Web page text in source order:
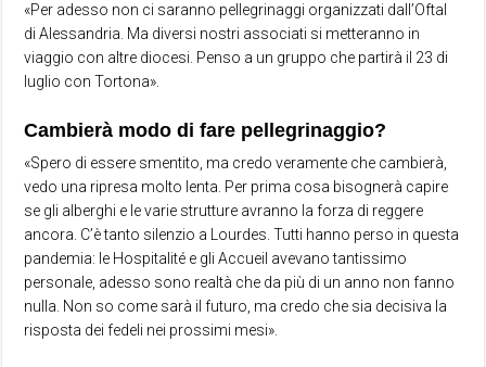
«Per adesso non ci saranno pellegrinaggi organizzati dall’Oftal
di Alessandria. Ma diversi nostri associati si metteranno in
viaggio con altre diocesi. Penso a un gruppo che partirà il 23 di
luglio con Tortona».
Cambierà modo di fare pellegrinaggio?
«Spero di essere smentito, ma credo veramente che cambierà,
vedo una ripresa molto lenta. Per prima cosa bisognerà capire
se gli alberghi e le varie strutture avranno la forza di reggere
ancora. C’è tanto silenzio a Lourdes. Tutti hanno perso in questa
pandemia: le Hospitalité e gli Accueil avevano tantissimo
personale, adesso sono realtà che da più di un anno non fanno
nulla. Non so come sarà il futuro, ma credo che sia decisiva la
risposta dei fedeli nei prossimi mesi».